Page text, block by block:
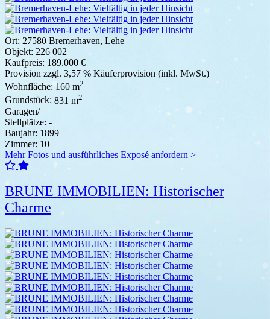
Ort: 27580 Bremerhaven, Lehe
Objekt: 226 002
Kaufpreis: 189.000 €
Provision zzgl. 3,57 % Käuferprovision (inkl. MwSt.)
Wohnfläche: 160 m2
Grundstück: 831 m2
Garagen/
Stellplätze: -
Baujahr: 1899
Zimmer: 10
Mehr Fotos und ausführliches Exposé anfordern >
BRUNE IMMOBILIEN: Historischer
Charme